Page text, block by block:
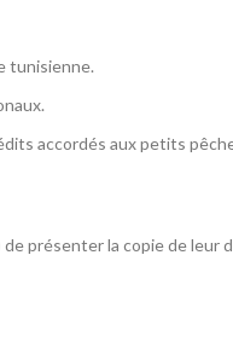
tunisienne.
accordés aux petits
de présenter la copie de leur